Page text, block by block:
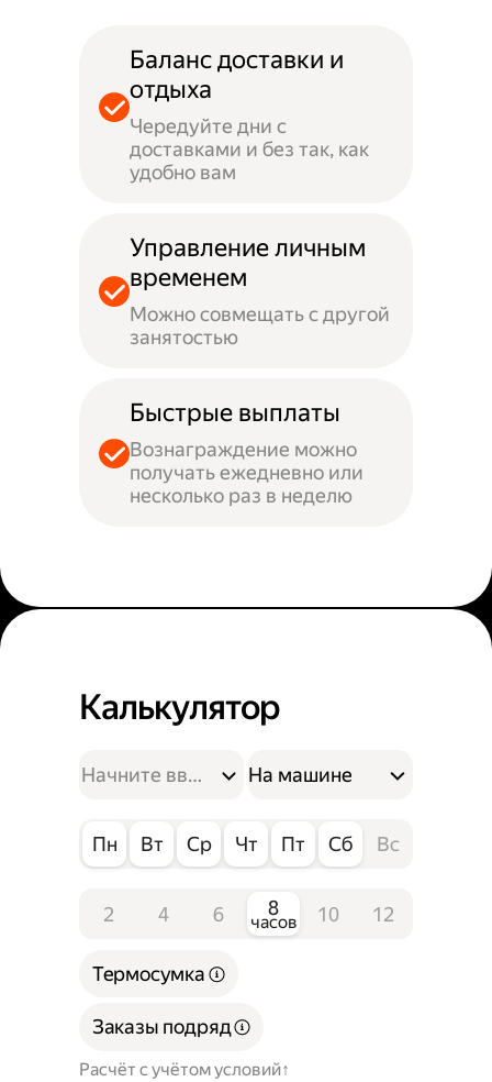
Баланс доставки и
отдыха
Чередуйте дни с
доставками и без так, как
удобно вам
Управление личным
временем
Можно совмещать с другой
занятостью
Быстрые выплаты
Вознаграждение можно
получать ежедневно или
несколько раз в неделю
Калькулятор
На машине
Пн Вт Ср Чт Пт Сб Вс
2 4 6 8
часов 10 12
Расчёт с учётом условий
Термосумка
Заказы подряд